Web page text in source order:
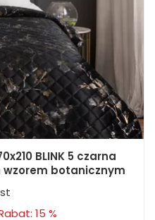
BLINK 5 czarna
botanicznym
15 %